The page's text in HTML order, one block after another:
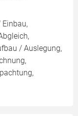
/ Auslegung,